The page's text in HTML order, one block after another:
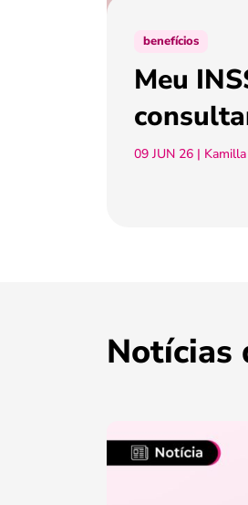
benefícios
Meu
09 JUN 26 |
Notícias